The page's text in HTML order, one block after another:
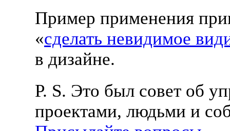
Пример применения
«сделать невидимое
в дизайне.
P. S. Это был совет об
проектами, людьми и